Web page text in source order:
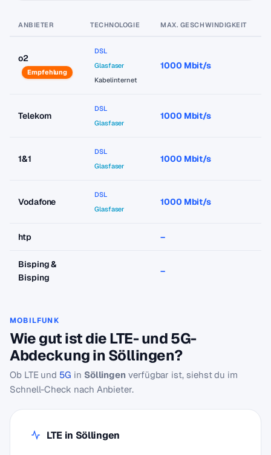
ANBIETER TECHNOLOGIE MAX. GESCHWINDIGKEIT
o2
Empfehlung
DSL
Glasfaser
Kabelinternet
1000 Mbit/s
Telekom
DSL
Glasfaser
1000 Mbit/s
1&1
DSL
Glasfaser
1000 Mbit/s
Vodafone
DSL
Glasfaser
1000 Mbit/s
htp –
Bisping &
Bisping
–
MOBILFUNK
Wie gut ist die LTE- und 5G-
Abdeckung in Söllingen?
Ob LTE und 5G in Söllingen verfügbar ist, siehst du im
Schnell-Check nach Anbieter.
LTE in Söllingen